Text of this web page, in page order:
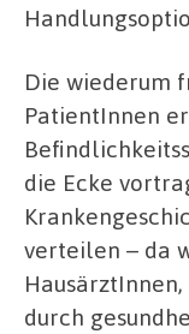
Die wiederum
PatientInnen
die Ecke
verteilen – da
durch